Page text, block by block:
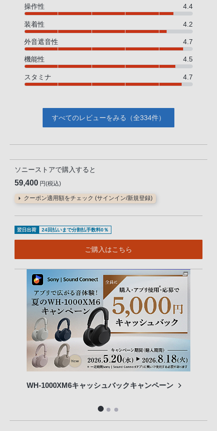
操作性 4.4
装着性 4.2
外音遮音性 4.7
機能性 4.5
スタミナ 4.7
すべてのレビューをみる（全334件）
ソニーストアで購入すると
59,400 円(税込)
クーポン適用額をチェック (サインイン/新規登録)
翌日出荷 24回払いまで分割払手数料0％
ご購入はこちら
WH-1000XM6キャッシュバックキャンペーン